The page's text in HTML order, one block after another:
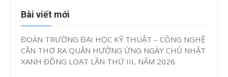
Bài viết mới
ĐOÀN TRƯỜNG ĐẠI HỌC KỸ THUẬT – CÔNG NGHỆ
CẦN THƠ RA QUÂN HƯỞNG ỨNG NGÀY CHỦ NHẬT
XANH ĐỒNG LOẠT LẦN THỨ III, NĂM 2026.